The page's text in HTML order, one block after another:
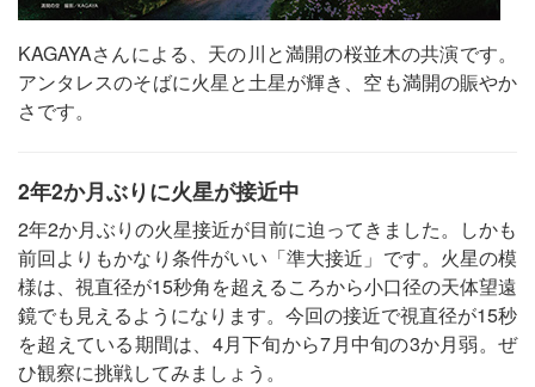
KAGAYAさんによる、天の川と満開の桜並木の共演です。
アンタレスのそばに火星と土星が輝き、空も満開の賑やか
さです。
2年2か月ぶりに火星が接近中
2年2か月ぶりの火星接近が目前に迫ってきました。しかも
前回よりもかなり条件がいい「準大接近」です。火星の模
様は、視直径が15秒角を超えるころから小口径の天体望遠
鏡でも見えるようになります。今回の接近で視直径が15秒
を超えている期間は、4月下旬から7月中旬の3か月弱。ぜ
ひ観察に挑戦してみましょう。